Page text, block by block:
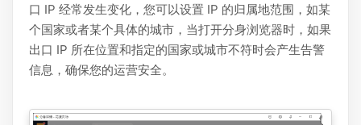
口 IP 经常发生变化，您可以设置 IP 的归属地范围，如某
个国家或者某个具体的城市，当打开分身浏览器时，如果
出口 IP 所在位置和指定的国家或城市不符时会产生告警
信息，确保您的运营安全。